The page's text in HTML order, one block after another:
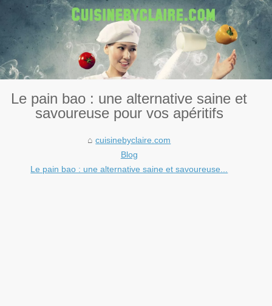
Le pain bao : une alternative saine et
savoureuse pour vos apéritifs
cuisinebyclaire.com
Blog
Le pain bao : une alternative saine et savoureuse...